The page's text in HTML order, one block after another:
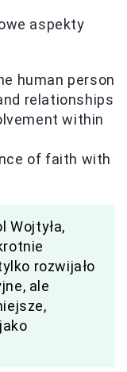
aspekty
human person
relationships
within
of faith with
Wojtyła,
rozwijało
ale